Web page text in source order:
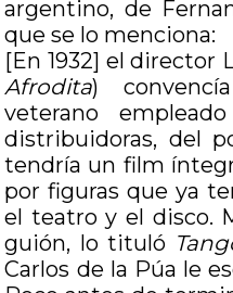
argentino, de
que se lo menciona:
[En 1932] el director
Afrodita)
veterano
distribuidoras, del
tendría un film
por figuras que ya
el teatro y el disco.
guión, lo tituló
Carlos de la Púa le